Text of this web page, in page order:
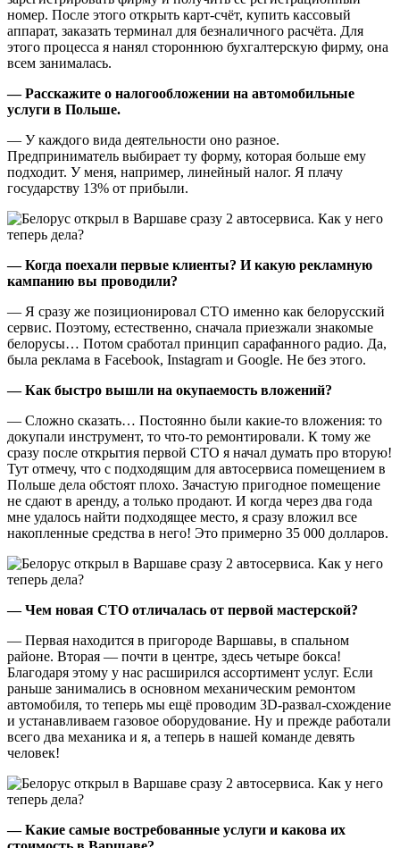
номер. После этого открыть карт-счёт, купить кассовый
аппарат, заказать терминал для безналичного расчёта. Для
этого процесса я нанял стороннюю бухгалтерскую фирму, она
всем занималась.
— Расскажите о налогообложении на автомобильные
услуги в Польше.
— У каждого вида деятельности оно разное.
Предприниматель выбирает ту форму, которая больше ему
подходит. У меня, например, линейный налог. Я плачу
государству 13% от прибыли.
— Когда поехали первые клиенты? И какую рекламную
кампанию вы проводили?
— Я сразу же позиционировал СТО именно как белорусский
сервис. Поэтому, естественно, сначала приезжали знакомые
белорусы… Потом сработал принцип сарафанного радио. Да,
была реклама в Facebook, Instagram и Google. Не без этого.
— Как быстро вышли на окупаемость вложений?
— Сложно сказать… Постоянно были какие-то вложения: то
докупали инструмент, то что-то ремонтировали. К тому же
сразу после открытия первой СТО я начал думать про вторую!
Тут отмечу, что с подходящим для автосервиса помещением в
Польше дела обстоят плохо. Зачастую пригодное помещение
не сдают в аренду, а только продают. И когда через два года
мне удалось найти подходящее место, я сразу вложил все
накопленные средства в него! Это примерно 35 000 долларов.
— Чем новая СТО отличалась от первой мастерской?
— Первая находится в пригороде Варшавы, в спальном
районе. Вторая — почти в центре, здесь четыре бокса!
Благодаря этому у нас расширился ассортимент услуг. Если
раньше занимались в основном механическим ремонтом
автомобиля, то теперь мы ещё проводим 3D-развал-схождение
и устанавливаем газовое оборудование. Ну и прежде работали
всего два механика и я, а теперь в нашей команде девять
человек!
— Какие самые востребованные услуги и какова их